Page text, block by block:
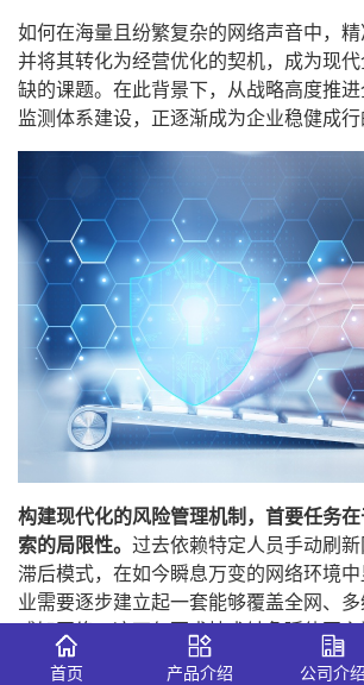
如何在海量且纷繁复杂的网络声音中，
并将其转化为经营优化的契机，成为现代
缺的课题。在此背景下，从战略高度推
监测体系建设，正逐渐成为企业稳健成
构建现代化的风险管理机制，首要任务
索的局限性。 过去依赖特定人员手动刷
滞后模式，在如今瞬息万变的网络环境
业需要逐步建立起一套能够覆盖全网、
感知网络。这不仅要求技术触角延伸至
门户、行业论坛等常规渠道，更需要深入
首页 产品介绍 公司介绍